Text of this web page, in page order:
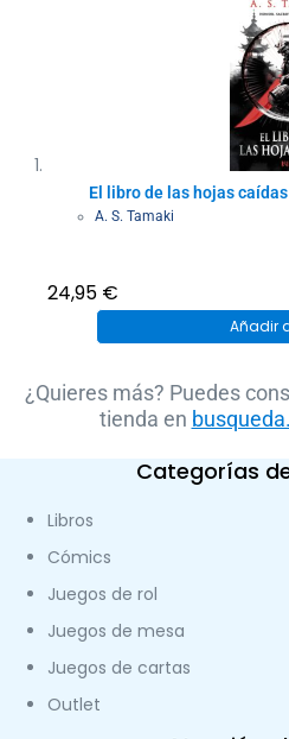
El libro de las hojas
A. S. Tamaki
24,95 €
Añadir
¿Quieres más? Puedes
tienda en
Categorías
Libros
Cómics
Juegos de rol
Juegos de mesa
Juegos de cartas
Outlet